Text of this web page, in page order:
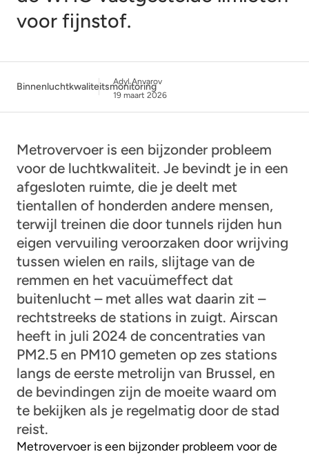
voor fijnstof.
Binnenluchtkwaliteitsmonitoring
Adyl Anvarov
19 maart 2026
Metrovervoer is een bijzonder probleem
voor de luchtkwaliteit. Je bevindt je in een
afgesloten ruimte, die je deelt met
tientallen of honderden andere mensen,
terwijl treinen die door tunnels rijden hun
eigen vervuiling veroorzaken door wrijving
tussen wielen en rails, slijtage van de
remmen en het vacuümeffect dat
buitenlucht – met alles wat daarin zit –
rechtstreeks de stations in zuigt. Airscan
heeft in juli 2024 de concentraties van
PM2.5 en PM10 gemeten op zes stations
langs de eerste metrolijn van Brussel, en
de bevindingen zijn de moeite waard om
te bekijken als je regelmatig door de stad
reist.
Metrovervoer is een bijzonder probleem voor de